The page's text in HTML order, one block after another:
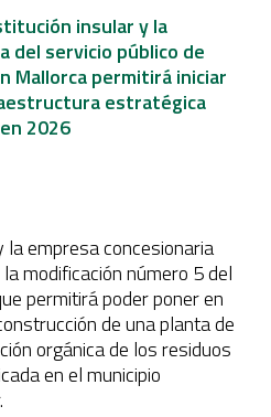
insular y la
del servicio público de
Mallorca permitirá iniciar
estratégica
2026
empresa concesionaria
modificación número 5 del
permitirá poder poner en
de una planta de
orgánica de los residuos
en el municipio